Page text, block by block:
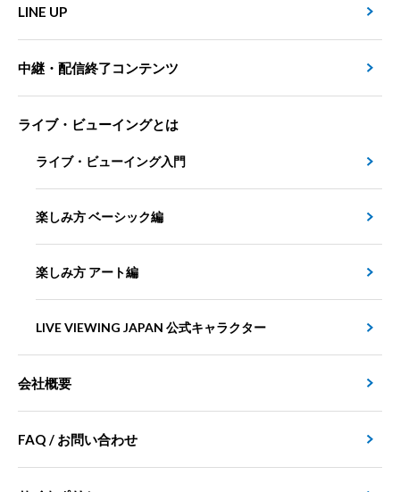
LINE UP
中継・配信終了コンテンツ
ライブ・ビューイングとは
ライブ・ビューイング入門
楽しみ方 ベーシック編
楽しみ方 アート編
LIVE VIEWING JAPAN 公式キャラクター
会社概要
FAQ / お問い合わせ